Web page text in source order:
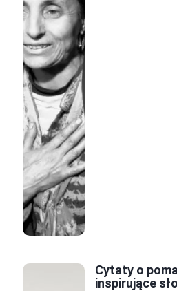
Cytaty o
inspirujące